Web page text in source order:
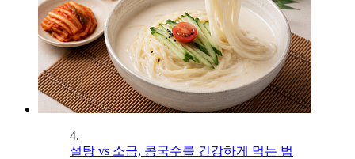
4.
설탕 vs 소금, 콩국수를 건강하게 먹는 법